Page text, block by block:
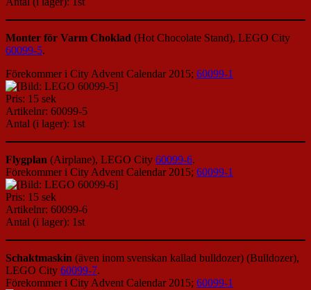
Monter för Varm Choklad (Hot Chocolate Stand), LEGO City
60099-5.
Förekommer i City Advent Calendar 2015; 60099-1
Pris: 15 sek
Artikelnr: 60099-5
Antal (i lager): 1st
Flygplan (Airplane), LEGO City 60099-6.
Förekommer i City Advent Calendar 2015; 60099-1
Pris: 15 sek
Artikelnr: 60099-6
Antal (i lager): 1st
Schaktmaskin (även inom svenskan kallad bulldozer) (Bulldozer),
LEGO City 60099-7.
Förekommer i City Advent Calendar 2015; 60099-1